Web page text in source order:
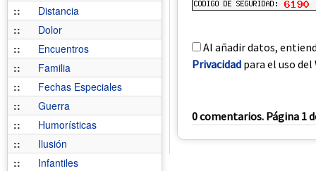
::
Distancia
::
Dolor
::
Encuentros
::
Familia
::
Fechas Especiales
::
Guerra
::
Humorísticas
::
Ilusión
::
Infantiles
Al añadir datos,
Privacidad para el uso del
0 comentarios. Página 1